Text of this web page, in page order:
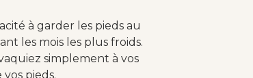
à garder les pieds au
les mois les plus froids.
simplement à vos
pieds.